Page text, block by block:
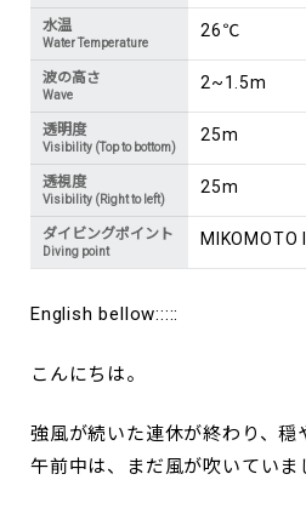
水温
Water Temperature
26℃
波の高さ
Wave
2~1.5m
透明度
Visibility (Top to bottom)
25m
透視度
Visibility (Right to left)
25m
ダイビングポイント
Diving point
MIKOMOTO
English bellow:::::
こんにちは。
強風が続いた連休が終わり、穏
午前中は、まだ風が吹いていま